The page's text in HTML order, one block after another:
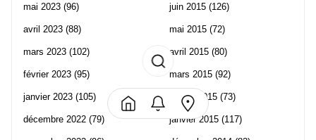
mai 2023 (96)
avril 2023 (88)
mars 2023 (102)
février 2023 (95)
janvier 2023 (105)
décembre 2022 (79)
juin 2015 (126)
mai 2015 (72)
avril 2015 (80)
mars 2015 (92)
février 2015 (73)
janvier 2015 (117)